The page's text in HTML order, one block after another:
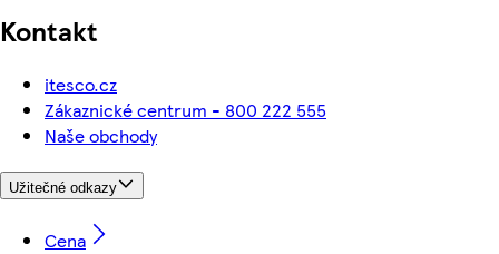
Kontakt
itesco.cz
Zákaznické centrum - 800 222 555
Naše obchody
Užitečné odkazy
Cena